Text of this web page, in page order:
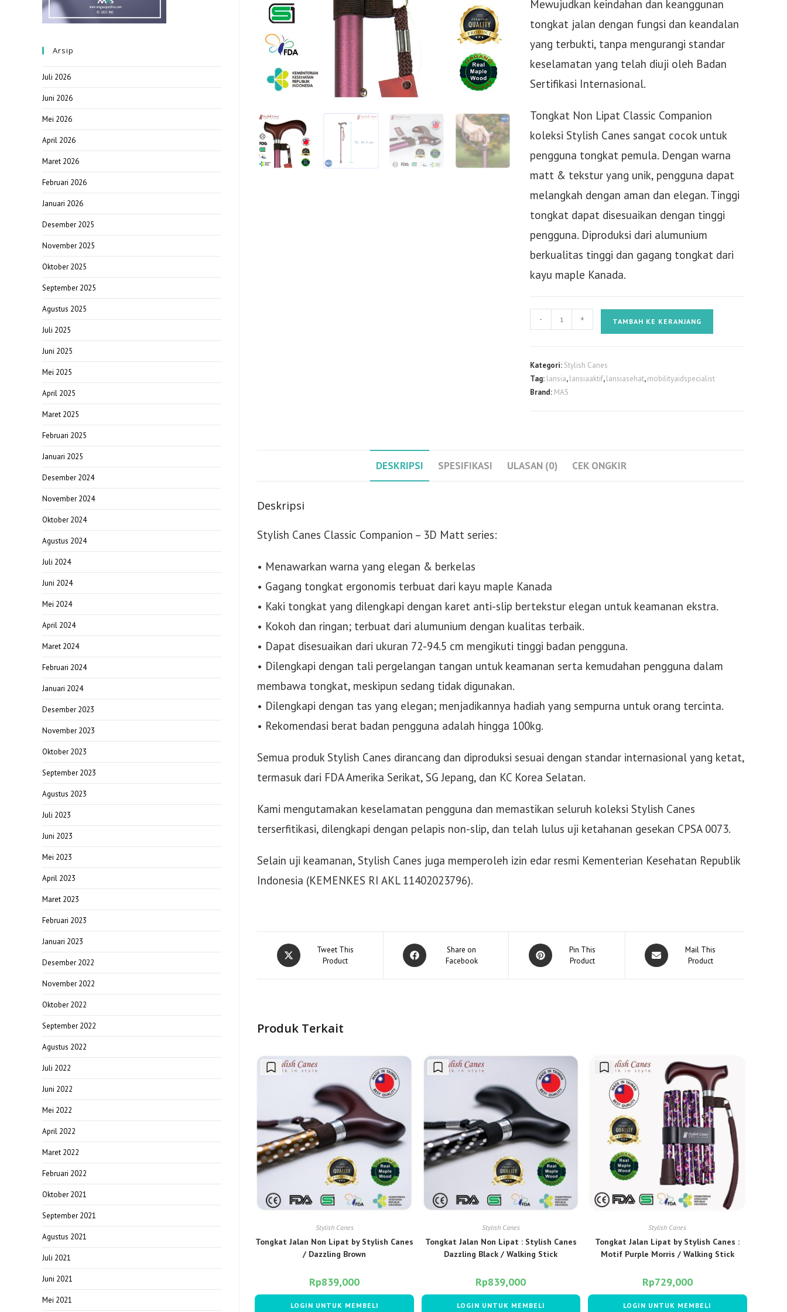
Mewujudkan keindahan dan keanggunan
tongkat jalan dengan fungsi dan keandalan
yang terbukti, tanpa mengurangi standar
keselamatan yang telah diuji oleh Badan
Sertifikasi Internasional.
Tongkat Non Lipat Classic Companion
koleksi Stylish Canes sangat cocok untuk
pengguna tongkat pemula. Dengan warna
matt & tekstur yang unik, pengguna dapat
melangkah dengan aman dan elegan. Tinggi
tongkat dapat disesuaikan dengan tinggi
pengguna. Diproduksi dari alumunium
berkualitas tinggi dan gagang tongkat dari
kayu maple Kanada.
Tongkat
Lipat
Stylish
- + TAMBAH KE KERANJANG
Kategori: Stylish Canes
Tag: lansia,lansiaaktif,lansiasehat,mobilityaidspecialist
Brand: MAS
DESKRIPSI SPESIFIKASI ULASAN (0) CEK ONGKIR
Deskripsi
Stylish Canes Classic Companion – 3D Matt series:
• Menawarkan warna yang elegan & berkelas
• Gagang tongkat ergonomis terbuat dari kayu maple Kanada
• Kaki tongkat yang dilengkapi dengan karet anti-slip bertekstur elegan untuk keamanan ekstra.
• Kokoh dan ringan; terbuat dari alumunium dengan kualitas terbaik.
• Dapat disesuaikan dari ukuran 72-94.5 cm mengikuti tinggi badan pengguna.
• Dilengkapi dengan tali pergelangan tangan untuk keamanan serta kemudahan pengguna dalam
membawa tongkat, meskipun sedang tidak digunakan.
• Dilengkapi dengan tas yang elegan; menjadikannya hadiah yang sempurna untuk orang tercinta.
• Rekomendasi berat badan pengguna adalah hingga 100kg.
Semua produk Stylish Canes dirancang dan diproduksi sesuai dengan standar internasional yang ketat,
termasuk dari FDA Amerika Serikat, SG Jepang, dan KC Korea Selatan.
Kami mengutamakan keselamatan pengguna dan memastikan seluruh koleksi Stylish Canes
terserfitikasi, dilengkapi dengan pelapis non-slip, dan telah lulus uji ketahanan gesekan CPSA 0073.
Selain uji keamanan, Stylish Canes juga memperoleh izin edar resmi Kementerian Kesehatan Republik
Indonesia (KEMENKES RI AKL 11402023796).
Opens
in
Tweet This
Product
Opens
in
Share on
Facebook
Opens
in
Pin This
Product
Opens
in
Mail This
Product
Produk Terkait
Stylish Canes
Tongkat Jalan Non Lipat by Stylish Canes
/ Dazzling Brown
Rp839,000
LOGIN UNTUK MEMBELI
Stylish Canes
Tongkat Jalan Non Lipat : Stylish Canes
Dazzling Black / Walking Stick
Rp839,000
LOGIN UNTUK MEMBELI
Stylish Canes
Tongkat Jalan Lipat by Stylish Canes :
Motif Purple Morris / Walking Stick
Rp729,000
LOGIN UNTUK MEMBELI
Arsip
Juli 2026
Juni 2026
Mei 2026
April 2026
Maret 2026
Februari 2026
Januari 2026
Desember 2025
November 2025
Oktober 2025
September 2025
Agustus 2025
Juli 2025
Juni 2025
Mei 2025
April 2025
Maret 2025
Februari 2025
Januari 2025
Desember 2024
November 2024
Oktober 2024
Agustus 2024
Juli 2024
Juni 2024
Mei 2024
April 2024
Maret 2024
Februari 2024
Januari 2024
Desember 2023
November 2023
Oktober 2023
September 2023
Agustus 2023
Juli 2023
Juni 2023
Mei 2023
April 2023
Maret 2023
Februari 2023
Januari 2023
Desember 2022
November 2022
Oktober 2022
September 2022
Agustus 2022
Juli 2022
Juni 2022
Mei 2022
April 2022
Maret 2022
Februari 2022
Oktober 2021
September 2021
Agustus 2021
Juli 2021
Juni 2021
Mei 2021